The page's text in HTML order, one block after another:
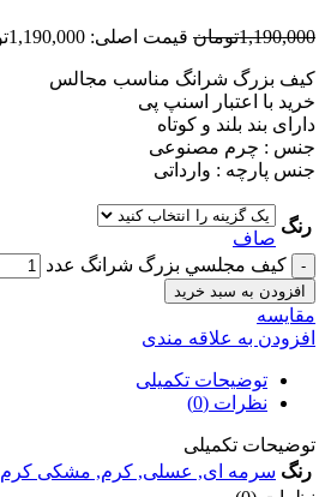
1,190,000تومان قیمت اصلی: 1,190,000تومان بود.
کیف بزرگ شرانگ مناسب مجالس
خرید با اعتبار اسنپ پی
دارای بند بلند و کوتاه
جنس : چرم مصنوعی
جنس پارچه : وارداتی
رنگ
صاف
کيف مجلسي بزرگ شرانگ عدد
افزودن به سبد خرید
مقايسه
افزودن به علاقه مندی
توضیحات تکمیلی
نظرات (0)
توضیحات تکمیلی
رنگ سرمه ای, عسلی, کرم, مشکی کرم